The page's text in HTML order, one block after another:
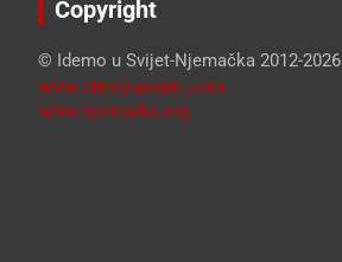
Copyright
© Idemo u Svijet-Njemačka 2012-2026
www.idemousvijet.com
www.njemacka.org